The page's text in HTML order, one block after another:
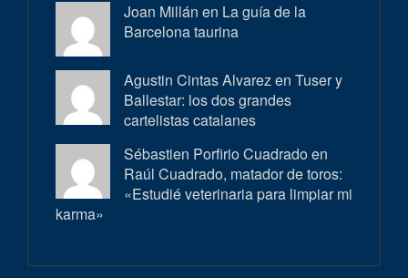
Joan Millán en La guía de la
Barcelona taurina
Agustin Cintas Alvarez en Tuser y
Ballestar: los dos grandes
cartelistas catalanes
Sébastien Porfirio Cuadrado en
Raúl Cuadrado, matador de toros:
«Estudié veterinaria para limpiar mi
karma»